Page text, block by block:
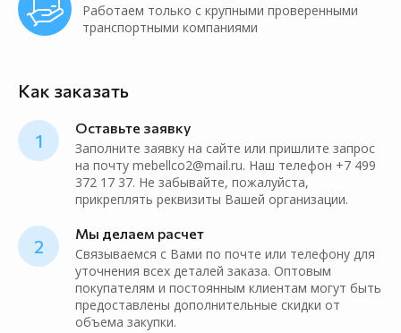
Работаем только с крупными проверенными
транспортными компаниями
Как заказать
1
Оставьте заявку
Заполните заявку на сайте или пришлите запрос
на почту mebellco2@mail.ru. Наш телефон +7 499
372 17 37. Не забывайте, пожалуйста,
прикреплять реквизиты Вашей организации.
2
Мы делаем расчет
Связываемся с Вами по почте или телефону для
уточнения всех деталей заказа. Оптовым
покупателям и постоянным клиентам могут быть
предоставлены дополнительные скидки от
объема закупки.